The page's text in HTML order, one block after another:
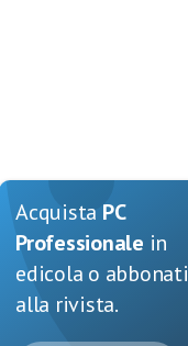
Acquista PC
Professionale in
edicola o abbonati
alla rivista.